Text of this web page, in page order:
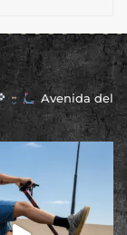
Avenida del